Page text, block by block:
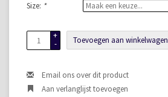
Size: *
+
-
Toevoegen aan winkelwagen
Email ons over dit product
Aan verlanglijst toevoegen